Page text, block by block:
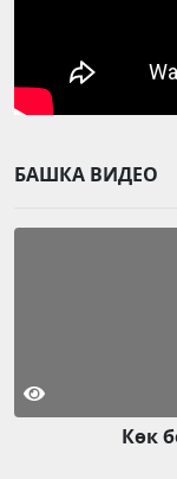
БАШКА ВИДЕО
Көк